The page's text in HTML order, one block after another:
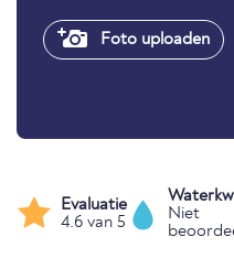
Foto uploaden
Evaluatie
4.6 van 5
Niet